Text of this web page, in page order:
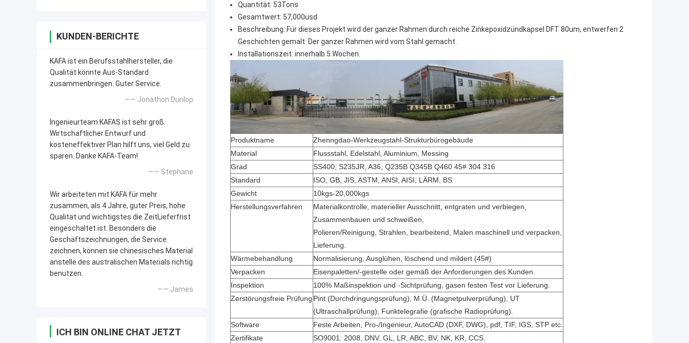
KUNDEN-BERICHTE
KAFA ist ein Berufsstahlhersteller, die
Qualität könnte Aus-Standard
zusammenbringen. Guter Service.
—— Jonathon Dunlop
Ingenieurteam KAFAS ist sehr groß.
Wirtschaftlicher Entwurf und
kosteneffektiver Plan hilft uns, viel Geld zu
sparen. Danke KAFA-Team!
—— Stephane
Wir arbeiteten mit KAFA für mehr
zusammen, als 4 Jahre, guter Preis, hohe
Qualität und wichtigstes die ZeitLieferfrist
eingeschaltet ist. Besonders die
Geschäftszeichnungen, die Service
zeichnen, können sie chinesisches Material
anstelle des australischen Materials richtig
benutzen.
—— James
ICH BIN ONLINE CHAT JETZT
Quantität: 53Tons
Gesamtwert: 57,000usd
Beschreibung: Für dieses Projekt wird der ganzer Rahmen durch reiche Zinkepoxidzündkapsel DFT 80um, entwerfen 2
Geschichten gemalt. Der ganzer Rahmen wird vom Stahl gemacht.
Installationszeit: innerhalb 5 Wochen.
Produktname
Zhenngdao-Werkzeugstahl-Strukturbürogebäude
Material
Flussstahl, Edelstahl, Aluminium, Messing
Grad
SS400, S235JR, A36, Q235B Q345B Q460 45# 304 316
Standard
ISO, GB, JIS, ASTM, ANSI, AISI, LÄRM, BS
Gewicht
10kgs-20,000kgs
Herstellungsverfahren
Materialkontrolle, materieller Ausschnitt, entgraten und verbiegen,
Zusammenbauen und schweißen,
Polieren/Reinigung, Strahlen, bearbeitend, Malen maschinell und verpacken,
Lieferung.
Wärmebehandlung
Normalisierung, Ausglühen, löschend und mildert (45#)
Verpacken
Eisenpaletten/-gestelle oder gemäß der Anforderungen des Kunden.
Inspektion
100% Maßinspektion und -Sichtprüfung, gasen festen Test vor Lieferung.
Zerstörungsfreie Prüfung Pint (Durchdringungsprüfung), M.Ü. (Magnetpulverprüfung), UT
(Ultraschallprüfung), Funktelegrafie (grafische Radioprüfung).
Software
Feste Arbeiten, Pro-/Ingenieur, AutoCAD (DXF, DWG), pdf, TIF, IGS, STP etc.
Zertifikate
SO9001: 2008, DNV, GL, LR, ABC, BV, NK, KR, CCS.